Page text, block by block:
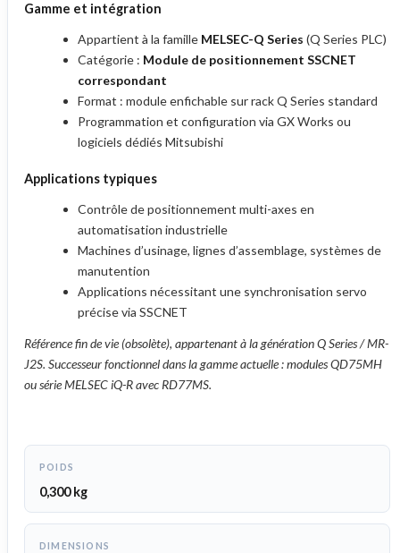
Gamme et intégration
Appartient à la famille MELSEC-Q Series (Q Series PLC)
Catégorie : Module de positionnement SSCNET
correspondant
Format : module enfichable sur rack Q Series standard
Programmation et configuration via GX Works ou
logiciels dédiés Mitsubishi
Applications typiques
Contrôle de positionnement multi-axes en
automatisation industrielle
Machines d’usinage, lignes d’assemblage, systèmes de
manutention
Applications nécessitant une synchronisation servo
précise via SSCNET
Référence fin de vie (obsolète), appartenant à la génération Q Series / MR-
J2S. Successeur fonctionnel dans la gamme actuelle : modules QD75MH
ou série MELSEC iQ-R avec RD77MS.
POIDS
0,300 kg
DIMENSIONS